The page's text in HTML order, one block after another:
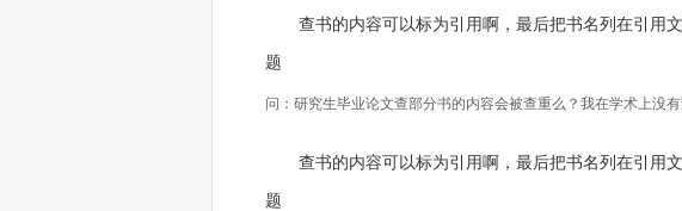
查书的内容可以标为引用啊，最后把书名列在引用
题
问：研究生毕业论文查部分书的内容会被查重么？我在学术上没
查书的内容可以标为引用啊，最后把书名列在引用
题